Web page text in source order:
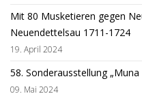
Mit 80 Musketieren gegen
Neuendettelsau 1711-1724
19. April 2024
58. Sonderausstellung
09. Mai 2024